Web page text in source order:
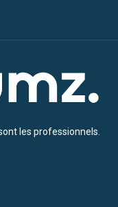
les professionnels.